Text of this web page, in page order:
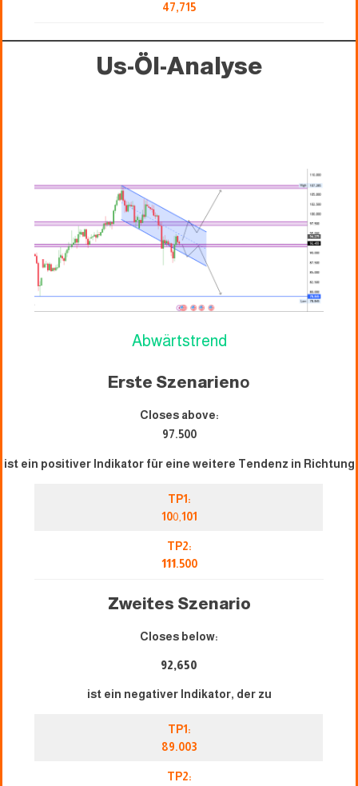
47,715
Us-Öl-Analyse
Abwärtstrend
Erste Szenarieno
Closes above:
97.500
ist ein positiver Indikator für eine weitere Tendenz in Richtung
TP1:
100, 101
TP2:
111.500
Zweites Szenario
Closes below:
92,650
ist ein negativer Indikator, der zu
TP1:
89.003
TP2: